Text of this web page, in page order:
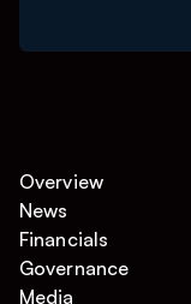
Overview
News
Financials
Governance
Media